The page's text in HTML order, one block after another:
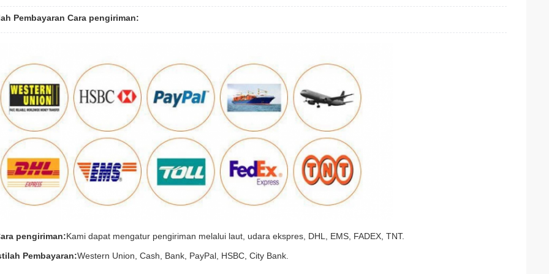
Pembayaran Cara pengiriman:
pengiriman:Kami dapat mengatur pengiriman melalui laut, udara ekspres, DHL, EMS, FADEX, TNT.
Pembayaran:Western Union, Cash, Bank, PayPal, HSBC, City Bank.